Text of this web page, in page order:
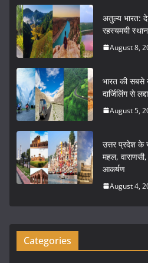
c
e
b
o
o
k
itt
er
ai
l
ar
e
अतुल्य
रहस्यमयी स्थान
August 8,
भारत की
दार्जिलिंग से
August 5,
उत्तर प्रदेश के
महल,
आकर्षण
August 4,
Categories